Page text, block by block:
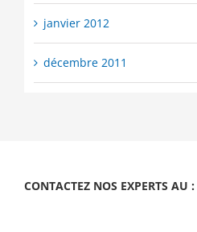
janvier 2012
décembre 2011
CONTACTEZ NOS EXPERTS AU :